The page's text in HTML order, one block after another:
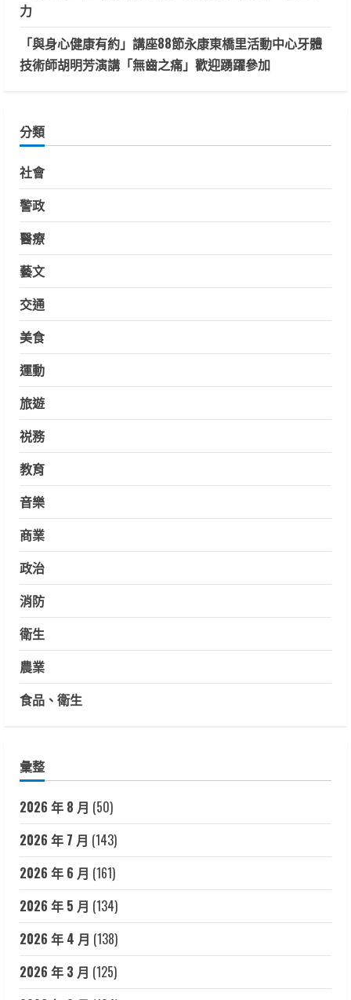
力
「與身心健康有約」講座88節永康東橋里活動中心牙體
技術師胡明芳演講「無齒之痛」歡迎踴躍參加
分類
社會
警政
醫療
藝文
交通
美食
運動
旅遊
祱務
教育
音樂
商業
政治
消防
衛生
農業
食品、衛生
彙整
2026 年 8 月 (50)
2026 年 7 月 (143)
2026 年 6 月 (161)
2026 年 5 月 (134)
2026 年 4 月 (138)
2026 年 3 月 (125)